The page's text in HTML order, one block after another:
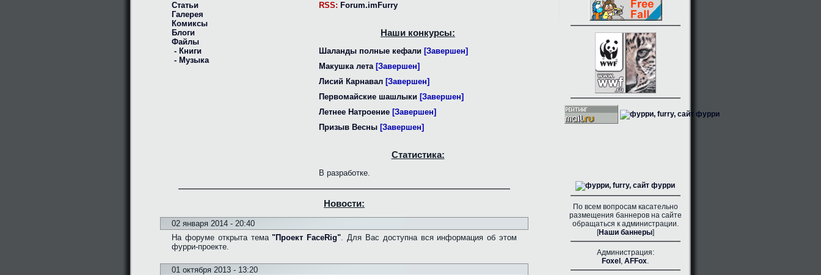
Статьи
Галерея
Комиксы
Блоги
Файлы
- Книги
- Музыка
RSS: Forum.imFurry
Наши конкурсы:
Шаланды полные кефали [Завершен]
Макушка лета [Завершен]
Лисий Карнавал [Завершен]
Первомайские шашлыки [Завершен]
Летнее Натроение [Завершен]
Призыв Весны [Завершен]
Статистика:
В разработке.
Новости:
02 января 2014 - 20:40
На форуме открыта тема"Проект FaceRig". Для Вас доступна вся информация об этом
фурри-проекте.
01 октября 2013 - 13:20
По всем вопросам касательно
размещения баннеров на сайте
обращаться к администрации.
[Наши баннеры]
Администрация:
Foxel , AFFox.